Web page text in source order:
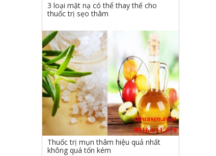
3 loại mặt nạ có thể thay thế cho
thuốc trị sẹo thâm
Thuốc trị mụn thâm hiệu quả nhất
không quá tốn kém